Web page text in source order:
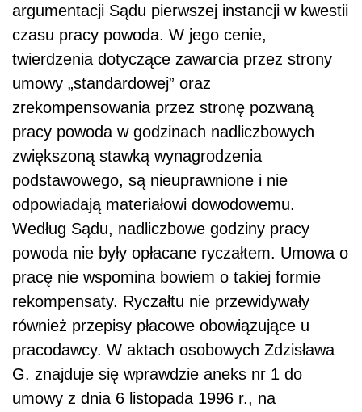
argumentacji Sądu pierwszej instancji w kwestii
czasu pracy powoda. W jego cenie,
twierdzenia dotyczące zawarcia przez strony
umowy „standardowej” oraz
zrekompensowania przez stronę pozwaną
pracy powoda w godzinach nadliczbowych
zwiększoną stawką wynagrodzenia
podstawowego, są nieuprawnione i nie
odpowiadają materiałowi dowodowemu.
Według Sądu, nadliczbowe godziny pracy
powoda nie były opłacane ryczałtem. Umowa o
pracę nie wspomina bowiem o takiej formie
rekompensaty. Ryczałtu nie przewidywały
również przepisy płacowe obowiązujące u
pracodawcy. W aktach osobowych Zdzisława
G. znajduje się wprawdzie aneks nr 1 do
umowy z dnia 6 listopada 1996 r., na